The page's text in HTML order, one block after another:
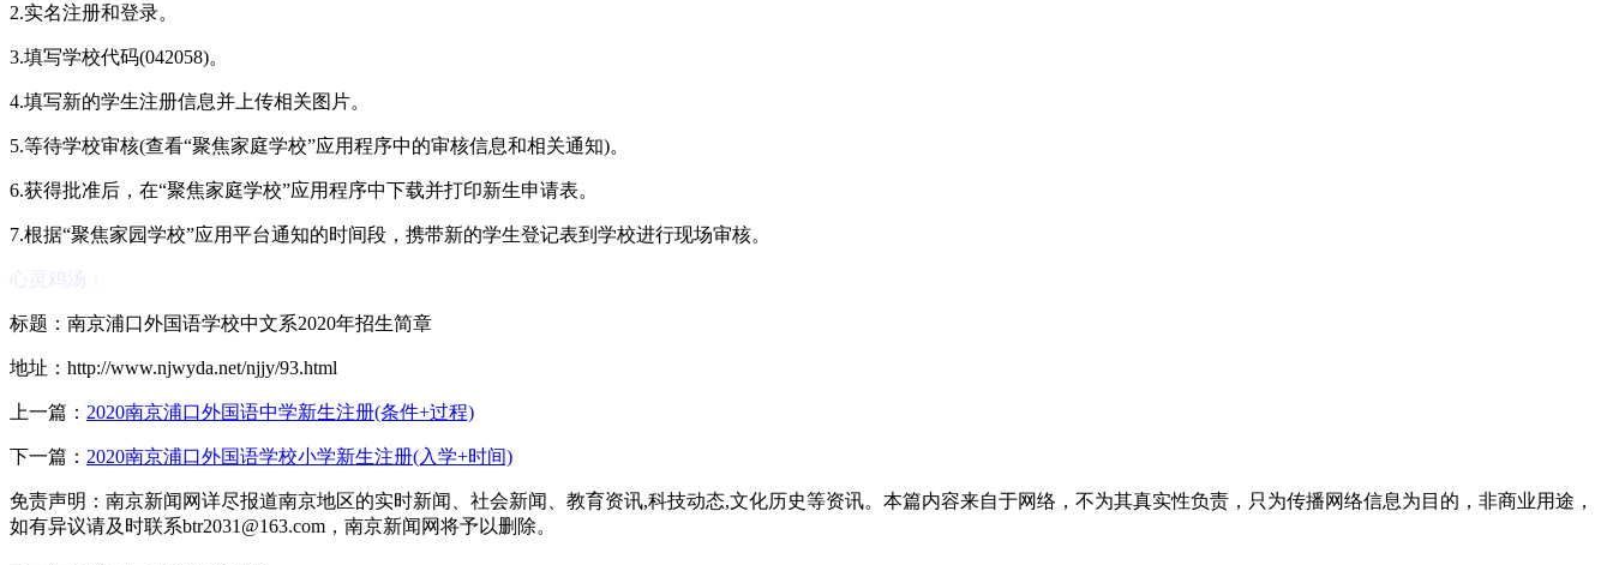
2.实名注册和登录。
3.填写学校代码(042058)。
4.填写新的学生注册信息并上传相关图片。
5.等待学校审核(查看“聚焦家庭学校”应用程序中的审核信息和相关通知)。
6.获得批准后，在“聚焦家庭学校”应用程序中下载并打印新生申请表。
7.根据“聚焦家园学校”应用平台通知的时间段，携带新的学生登记表到学校进行现场审核。
心灵鸡汤：
标题：南京浦口外国语学校中文系2020年招生简章
地址：http://www.njwyda.net/njjy/93.html
上一篇： 2020南京浦口外国语中学新生注册(条件+过程)
下一篇： 2020南京浦口外国语学校小学新生注册(入学+时间)
免责声明：南京新闻网详尽报道南京地区的实时新闻、社会新闻、教育资讯,科技动态,文化历史等资讯。本篇内容来自于网络，不为其真实性负责，只为传播网络信息为目的，非商业用途，
如有异议请及时联系btr2031@163.com，南京新闻网将予以删除。